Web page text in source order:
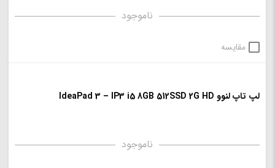
ناموجود
مقایسه
لپ تاپ لنوو IdeaPad 3 – IP3 i5 8GB 512SSD 2G HD
ناموجود